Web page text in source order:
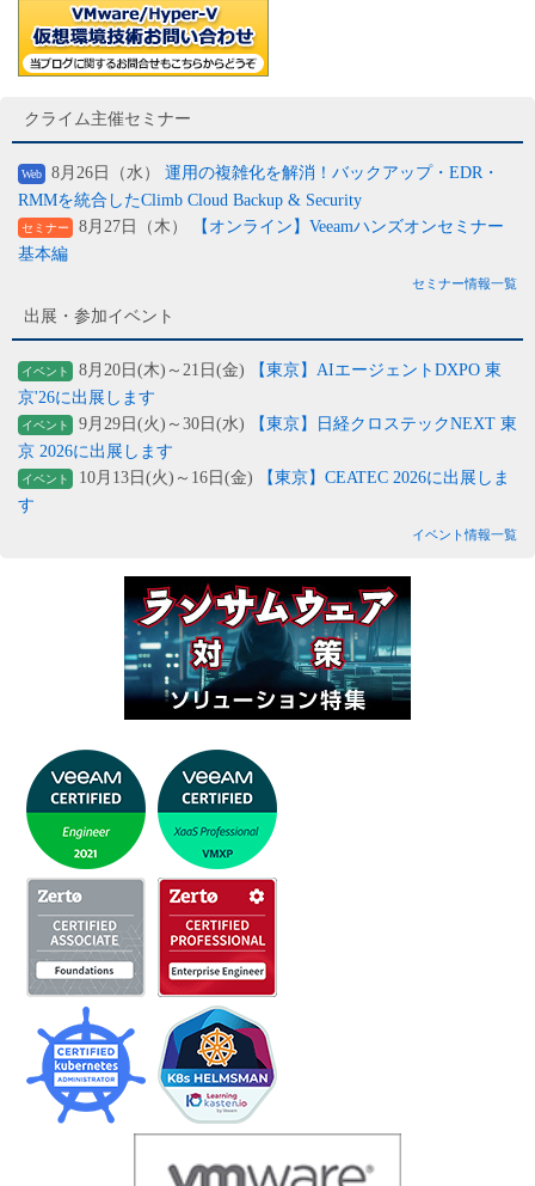
クライム主催セミナー
Web 8月26日（水） 運用の複雑化を解消！バックアップ・EDR・
RMMを統合したClimb Cloud Backup & Security
セミナー 8月27日（木）
【オンライン】Veeamハンズオンセミナー
基本編
セミナー情報一覧
出展・参加イベント
イベント 8月20日(木)～21日(金)
【東京】AIエージェントDXPO 東
京'26に出展します
イベント 9月29日(火)～30日(水)
【東京】日経クロステックNEXT 東
京 2026に出展します
イベント 10月13日(火)～16日(金)
【東京】CEATEC 2026に出展しま
す
イベント情報一覧